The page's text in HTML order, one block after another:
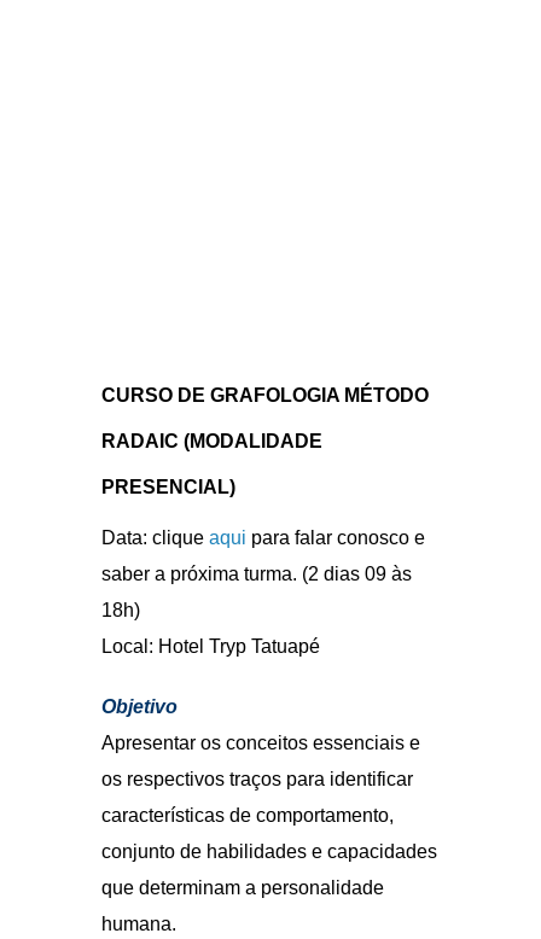
Objetivo
Apresentar os conceitos essenciais e
características de comportamento,
conjunto de habilidades e capacidades
que determinam a personalidade
humana.
Buscam aprimorar suas capacidades
de observação e compreensão do
comportamento humano. Traduz como
a personalidade se manifesta nos
aspectos profissionais e pessoais.
Uma ciência inovadora no Brasil, que